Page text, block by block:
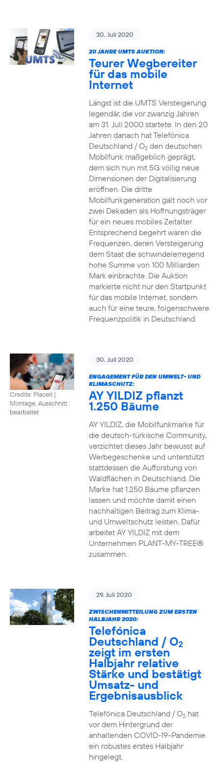
30. Juli 2020
20 JAHRE UMTS AUKTION:
Teurer Wegbereiter
für das mobile
Internet
Längst ist die UMTS Versteigerung
legendär, die vor zwanzig Jahren
am 31. Juli 2000 startete. In den 20
Jahren danach hat Telefónica
Deutschland / O2den deutschen
Mobilfunk maßgeblich geprägt,
dem sich nun mit 5G völlig neue
Dimensionen der Digitalisierung
eröffnen. Die dritte
Mobilfunkgeneration galt noch vor
zwei Dekaden als Hoffnungsträger
für ein neues mobiles Zeitalter.
Entsprechend begehrt waren die
Frequenzen, deren Versteigerung
dem Staat die schwindelerregend
hohe Summe von 100 Milliarden
Mark einbrachte. Die Auktion
markierte nicht nur den Startpunkt
für das mobile Internet, sondern
auch für eine teure, folgenschwere
Frequenzpolitik in Deutschland.
Credits: Placeit |
Montage, Ausschnitt
bearbeitet
30. Juli 2020
ENGAGEMENT FÜR DEN UMWELT- UND
KLIMASCHUTZ:
AY YILDIZ pflanzt
1.250 Bäume
AY YILDIZ, die Mobilfunkmarke für
die deutsch-türkische Community,
verzichtet dieses Jahr bewusst auf
Werbegeschenke und unterstützt
stattdessen die Aufforstung von
Waldflächen in Deutschland. Die
Marke hat 1.250 Bäume pflanzen
lassen und möchte damit einen
nachhaltigen Beitrag zum Klima-
und Umweltschutz leisten. Dafür
arbeitet AY YILDIZ mit dem
Unternehmen PLANT-MY-TREE®
zusammen.
29. Juli 2020
ZWISCHENMITTEILUNG ZUM ERSTEN
HALBJAHR 2020:
Telefónica
Deutschland / O2
zeigt im ersten
Halbjahr relative
Stärke und bestätigt
Umsatz- und
Ergebnisausblick
Telefónica Deutschland / O2hat
vor dem Hintergrund der
anhaltenden COVID-19-Pandemie
ein robustes erstes Halbjahr
hingelegt.